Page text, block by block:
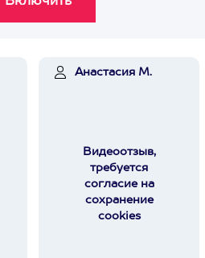
Анастасия М.
Видеоотзыв,
требуется
согласие на
сохранение
cookies